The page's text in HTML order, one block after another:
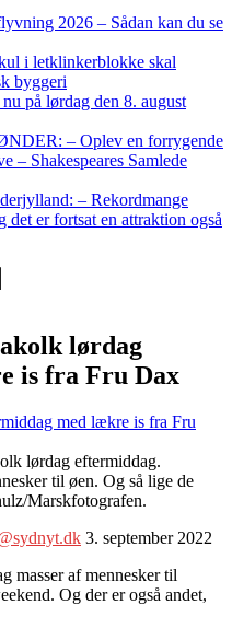
2026 – Sådan kan du se
i letklinkerblokke skal
byggeri
på lørdag den 8. august
– Oplev en forrygende
– Shakespeares Samlede
– Rekordmange
er fortsat en attraktion også
lørdag
is fra Fru Dax
med lækre is fra Fru
lørdag eftermiddag.
til øen. Og så lige de
Marskfotografen.
3. september 2022
masser af mennesker til
Og der er også andet,